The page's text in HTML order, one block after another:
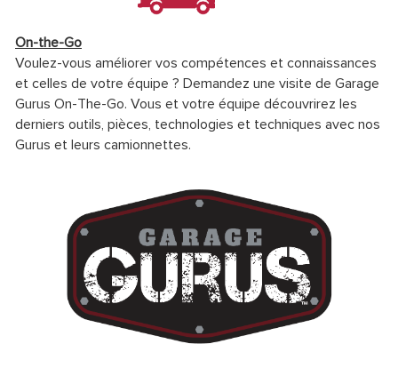
On-the-Go
Voulez-vous améliorer vos compétences et connaissances
et celles de votre équipe ? Demandez une visite de Garage
Gurus On-The-Go. Vous et votre équipe découvrirez les
derniers outils, pièces, technologies et techniques avec nos
Gurus et leurs camionnettes.